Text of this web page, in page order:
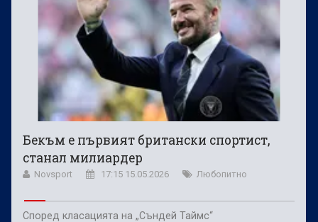
Бекъм е първият британски спортист,
станал милиардер
Novsport 17:15 15.05.2026 Любопитно
Според класацията на „Съндей Таймс“